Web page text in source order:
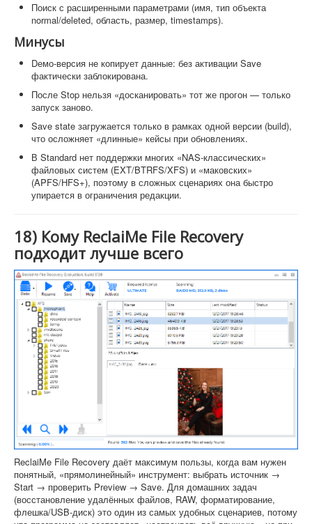
Поиск с расширенными параметрами (имя, тип объекта
normal/deleted, область, размер, timestamps).
Минусы
Dемо-версия не копирует данные: без активации Save
фактически заблокирована.
После Stop нельзя «досканировать» тот же прогон — только
запуск заново.
Save state загружается только в рамках одной версии (build),
что осложняет «длинные» кейсы при обновлениях.
В Standard нет поддержки многих «NAS-классических»
файловых систем (EXT/BTRFS/XFS) и «маковских»
(APFS/HFS+), поэтому в сложных сценариях она быстро
упирается в ограничения редакции.
18) Кому ReclaiMe File Recovery
подходит лучше всего
ReclaiMe File Recovery даёт максимум пользы, когда вам нужен
понятный, «прямолинейный» инструмент: выбрать источник →
Start → проверить Preview → Save. Для домашних задач
(восстановление удалённых файлов, RAW, форматирование,
флешка/USB-диск) это один из самых удобных сценариев, потому